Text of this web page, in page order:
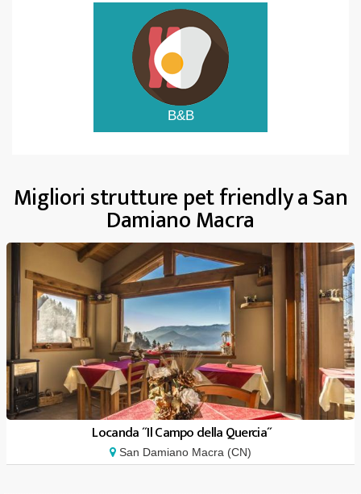
B&B
Migliori strutture pet friendly a San
Damiano Macra
Locanda ´´Il Campo della Quercia´´
San Damiano Macra (CN)